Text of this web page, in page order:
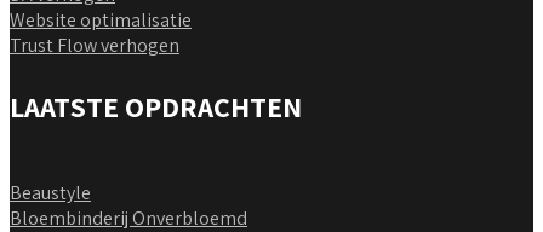
Website optimalisatie
Trust Flow verhogen
LAATSTE OPDRACHTEN
Beaustyle
Bloembinderij Onverbloemd